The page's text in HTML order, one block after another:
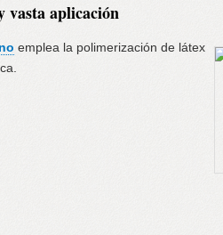
vasta aplicación
emplea la polimerización de látex